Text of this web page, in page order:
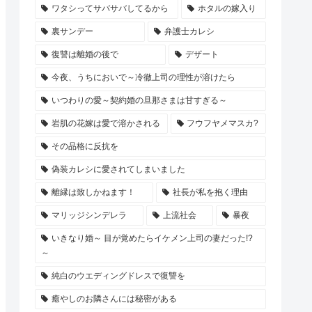
ワタシってサバサバしてるから ホタルの嫁入り
裏サンデー 弁護士カレシ
復讐は離婚の後で デザート
今夜、うちにおいで～冷徹上司の理性が溶けたら
いつわりの愛～契約婚の旦那さまは甘すぎる～
岩肌の花嫁は愛で溶かされる フウフヤメマスカ?
その品格に反抗を
偽装カレシに愛されてしまいました
離縁は致しかねます！ 社長が私を抱く理由
マリッジシンデレラ 上流社会 暴夜
いきなり婚～ 目が覚めたらイケメン上司の妻だった!?
～
純白のウエディングドレスで復讐を
癒やしのお隣さんには秘密がある